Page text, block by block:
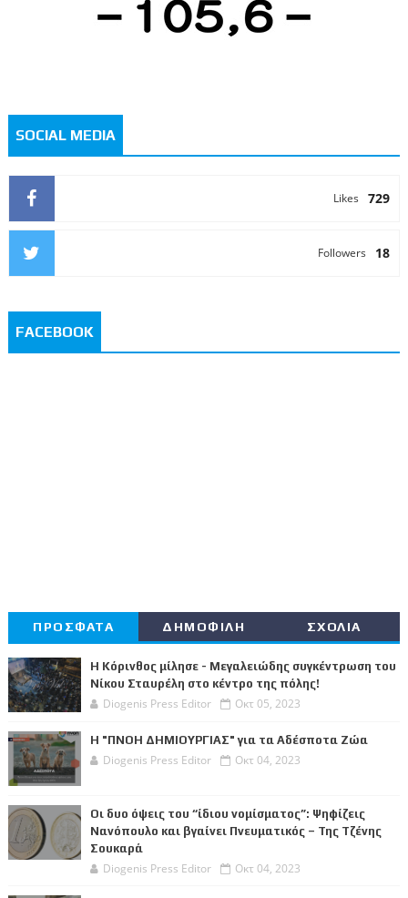
SOCIAL MEDIA
729
Likes
18
Followers
FACEBOOK
ΠΡΟΣΦΑΤΑ ΔΗΜΟΦΙΛΗ ΣΧΟΛΙΑ
Η Κόρινθος μίλησε - Μεγαλειώδης συγκέντρωση του
Νίκου Σταυρέλη στο κέντρο της πόλης!
Diogenis Press Editor Οκτ 05, 2023
Η "ΠΝΟΗ ΔΗΜΙΟΥΡΓΙΑΣ" για τα Αδέσποτα Ζώα
Diogenis Press Editor Οκτ 04, 2023
Οι δυο όψεις του “ίδιου νομίσματος”: Ψηφίζεις
Νανόπουλο και βγαίνει Πνευματικός – Της Τζένης
Σουκαρά
Diogenis Press Editor Οκτ 04, 2023